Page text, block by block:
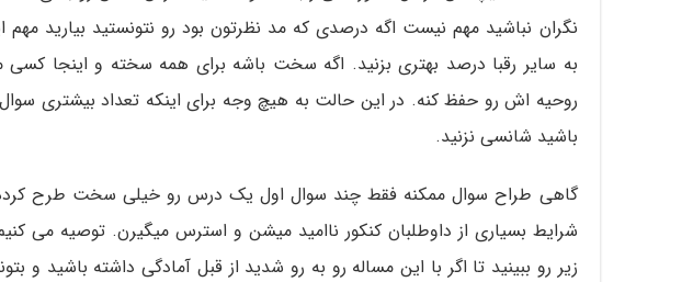
نگران نباشید مهم نیست اگه درصدی که مد نظرتون بود رو نتونستید بیارید مهم
به سایر رقبا درصد بهتری بزنید. اگه سخت باشه برای همه سخته و اینجا
روحیه اش رو حفظ کنه. در این حالت به هیچ وجه برای اینکه تعداد بیشتری
باشید شانسی نزنید.
گاهی طراح سوال ممکنه فقط چند سوال اول یک درس رو خیلی سخت طرح
شرایط بسیاری از داوطلبان کنکور ناامید میشن و استرس میگیرن. توصیه می
زیر رو ببینید تا اگر با این مساله رو به رو شدید از قبل آمادگی داشته باشید و